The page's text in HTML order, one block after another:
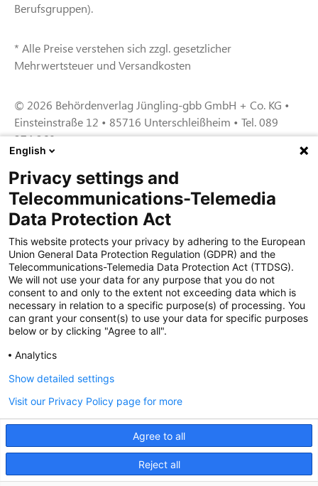
Berufsgruppen).
* Alle Preise verstehen sich zzgl. gesetzlicher
Mehrwertsteuer und Versandkosten
© 2026 Behördenverlag Jüngling-gbb GmbH + Co. KG •
Einsteinstraße 12 • 85716 Unterschleißheim • Tel. 089
374 360
Zertifiziert für das Sicherheitsmanagem
entsystem unter TU4® durch TÜViT Essen
Zertifiziert für das QM-System nach DIN EN
ISO 9001: 2015, Reg.-Nr. 44 100 091350
durch TÜV NORD CERT
Zertifiziert für Sicherheits- und
Zertifiziert als qualifiziertes Unternehmen für
öffentliche Aufträge durch das ABZ Bayern
im Auftrag der IHK und Handwerks-
kammern in Bayern
English
Privacy settings and
Telecommunications-Telemedia
Data Protection Act
This website protects your privacy by adhering to the European
Union General Data Protection Regulation (GDPR) and the
Telecommunications-Telemedia Data Protection Act (TTDSG).
We will not use your data for any purpose that you do not
consent to and only to the extent not exceeding data which is
necessary in relation to a specific purpose(s) of processing. You
can grant your consent(s) to use your data for specific purposes
below or by clicking "Agree to all".
Analytics
Agree to all
Reject all
Show detailed settings
Visit our Privacy Policy page for more